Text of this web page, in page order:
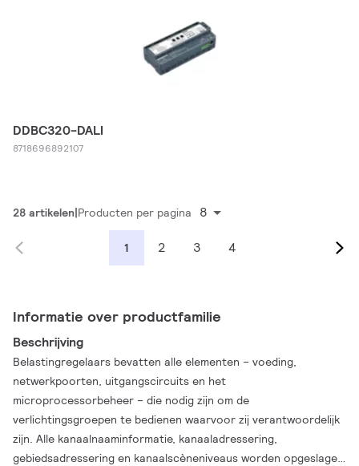
DDBC320-DALI
8718696892107
28 artikelen Producten per pagina 8
1 2 3 4
Informatie over productfamilie
Beschrijving
Belastingregelaars bevatten alle elementen – voeding,
netwerkpoorten, uitgangscircuits en het
microprocessorbeheer – die nodig zijn om de
verlichtingsgroepen te bedienen waarvoor zij verantwoordelijk
zijn. Alle kanaalnaaminformatie, kanaaladressering,
gebiedsadressering en kanaalscèneniveaus worden opgeslagen